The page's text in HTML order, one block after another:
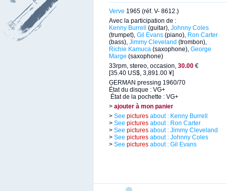
Verve 1965 (réf. V- 8612.)
Avec la participation de :
Kenny Burrell
(guitar), Johnny Coles
(trumpet), Gil Evans (piano), Ron Carter
(bass), Jimmy Cleveland (trombon),
Richie Kamuca (saxophone), George
Marge (saxophone)
33rpm, stereo, occasion, 30.00 €
[35.40 US$, 3,891.00 ¥]
GERMAN pressing 1960/70
État du disque : VG+
État de la pochette : VG+
> ajouter à mon panier
> See pictures about : Kenny Burrell
> See pictures about : Ron Carter
> See pictures about : Jimmy Cleveland
> See pictures about : Johnny Coles
> See pictures about : Gil Evans